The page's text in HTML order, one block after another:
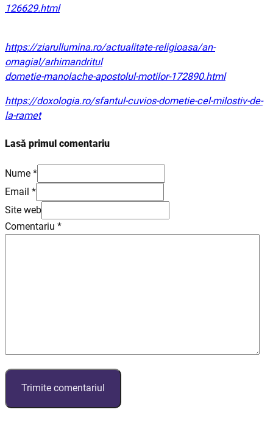
126629.html
https://ziarullumina.ro/actualitate-religioasa/an-
omagial/arhimandritul
dometie-manolache-apostolul-motilor-172890.html
https://doxologia.ro/sfantul-cuvios-dometie-cel-milostiv-de-
la-ramet
Lasă primul comentariu
Nume *
Email *
Site web
Comentariu *